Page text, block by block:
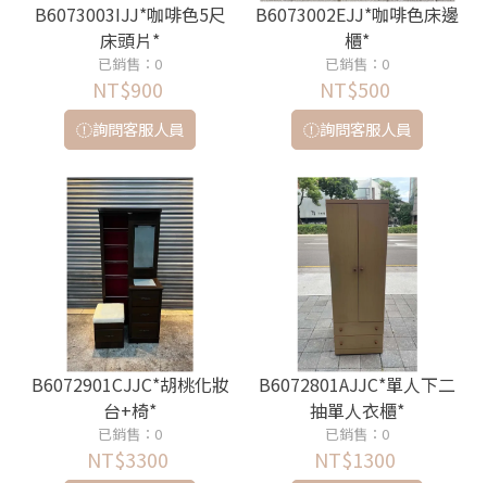
B6073003IJJ*咖啡色5尺
床頭片*
已銷售：0
NT$900
詢問客服人員
B6073002EJJ*咖啡色床邊
櫃*
已銷售：0
NT$500
詢問客服人員
B6072901CJJC*胡桃化妝
台+椅*
已銷售：0
NT$3300
B6072801AJJC*單人下二
抽單人衣櫃*
已銷售：0
NT$1300